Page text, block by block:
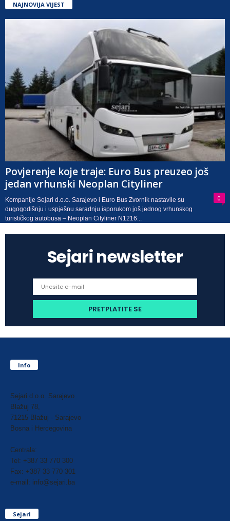
NAJNOVIJA VIJEST
Povjerenje koje traje: Euro Bus preuzeo još
jedan vrhunski Neoplan Cityliner
0
Kompanije Sejari d.o.o. Sarajevo i Euro Bus Zvornik nastavile su
dugogodišnju i uspješnu saradnju isporukom još jednog vrhunskog
turističkog autobusa – Neoplan Cityliner N1216...
Sejari newsletter
Info
Sejari d.o.o. Sarajevo
Blažuj 78,
71215 Blažuj - Sarajevo
Bosna i Hercegovina
Centrala:
Tel: +387 33 770 300
Fax: +387 33 770 301
e-mail: info@sejari.ba
Sejari